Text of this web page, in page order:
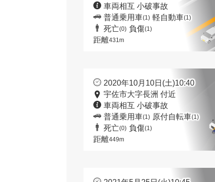
車両相互 小破事故
普通乗用車(1) 軽自動車(1)
死亡(0) 負傷(1)
距離431m
2020年10月10日(土)10:40
宇佐市大字長洲 付近
車両相互 小破事故
普通乗用車(1) 原付自転車(1)
死亡(0) 負傷(1)
距離449m